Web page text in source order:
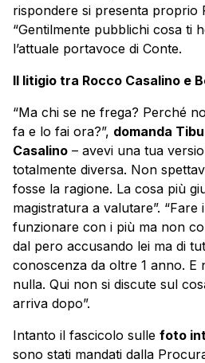
rispondere si presenta proprio
“Gentilmente pubblichi cosa ti
l’attuale portavoce di Conte.
Il litigio tra Rocco Casalino e
“Ma chi se ne frega? Perché
fa e lo fai ora?”, domanda
Casalino – avevi una tua
totalmente diversa. Non
fosse la ragione. La cosa più
magistratura a valutare”.
funzionare con i più ma non
dal pero accusando lei ma di
conoscenza da oltre 1 anno. E
nulla. Qui non si discute sul
arriva dopo”.
Intanto il fascicolo sulle foto
sono stati mandati dalla